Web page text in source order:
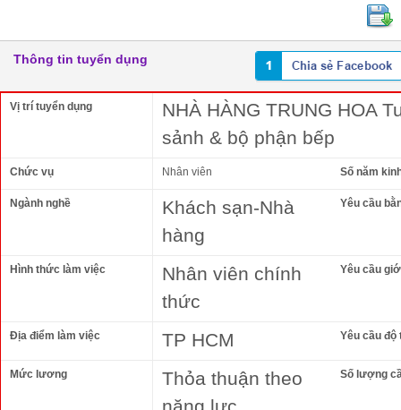
Thông tin tuyển dụng
Vị trí tuyển dụng
NHÀ HÀNG TRUNG HOA
sảnh & bộ phận bếp
Chức vụ Nhân viên Số năm
Ngành nghề
Khách sạn-Nhà
hàng
Yêu cầu
Hình thức làm việc
Nhân viên chính
thức
Yêu cầu
Địa điểm làm việc TP HCM Yêu cầu độ
Mức lương
Thỏa thuận theo
Số lượng